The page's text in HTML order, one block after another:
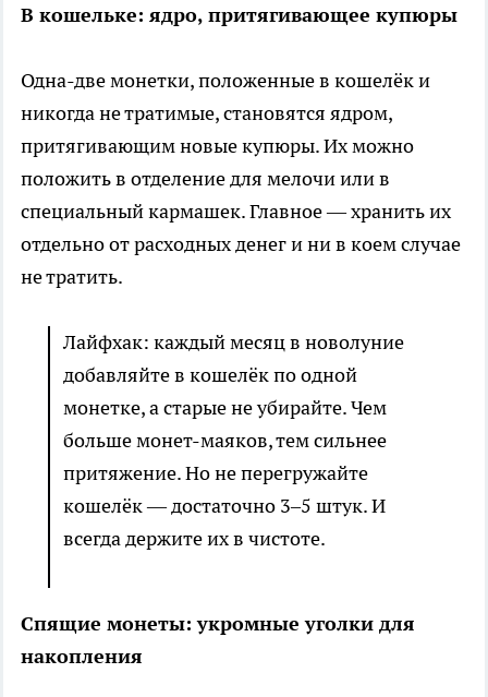
В кошельке: ядро, притягивающее купюры
Одна-две монетки, положенные в кошелёк и
никогда не тратимые, становятся ядром,
притягивающим новые купюры. Их можно
положить в отделение для мелочи или в
специальный кармашек. Главное — хранить их
отдельно от расходных денег и ни в коем случае
не тратить.
Лайфхак: каждый месяц в новолуние
добавляйте в кошелёк по одной
монетке, а старые не убирайте. Чем
больше монет-маяков, тем сильнее
притяжение. Но не перегружайте
кошелёк — достаточно 3–5 штук. И
всегда держите их в чистоте.
Спящие монеты: укромные уголки для
накопления